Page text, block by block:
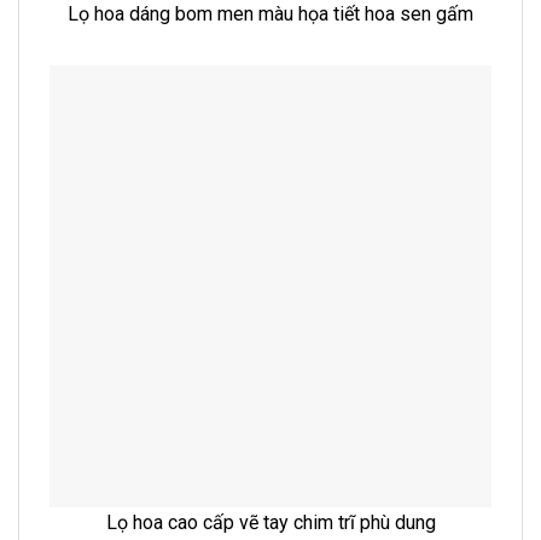
Lọ hoa dáng bom men màu họa tiết hoa sen gấm
Lọ hoa cao cấp vẽ tay chim trĩ phù dung